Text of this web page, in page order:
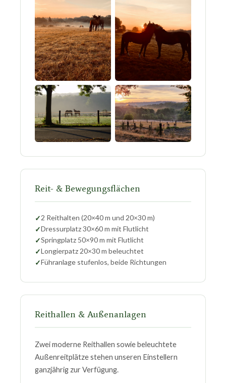
Reit- & Bewegungsflächen
2 Reithalten (20×40 m und 20×30 m)
Dressurplatz 30×60 m mit Flutlicht
Springplatz 50×90 m mit Flutlicht
Longierpatz 20×30 m beleuchtet
Führanlage stufenlos, beide Richtungen
Reithallen & Außenanlagen
Zwei moderne Reithallen sowie beleuchtete
Außenreitplätze stehen unseren Einstellern
ganzjährig zur Verfügung.